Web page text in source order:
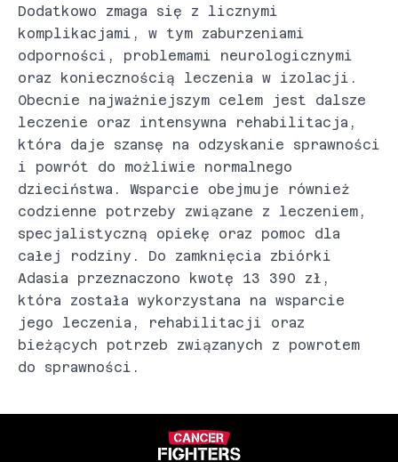
Dodatkowo zmaga się z licznymi
komplikacjami, w tym zaburzeniami
odporności, problemami neurologicznymi
oraz koniecznością leczenia w izolacji.
Obecnie najważniejszym celem jest dalsze
leczenie oraz intensywna rehabilitacja,
która daje szansę na odzyskanie sprawności
i powrót do możliwie normalnego
dzieciństwa. Wsparcie obejmuje również
codzienne potrzeby związane z leczeniem,
specjalistyczną opiekę oraz pomoc dla
całej rodziny. Do zamknięcia zbiórki
Adasia przeznaczono kwotę 13 390 zł,
która została wykorzystana na wsparcie
jego leczenia, rehabilitacji oraz
bieżących potrzeb związanych z powrotem
do sprawności.